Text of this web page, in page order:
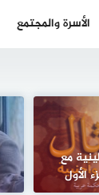
الأسرة والمجتمع
مع
الأول